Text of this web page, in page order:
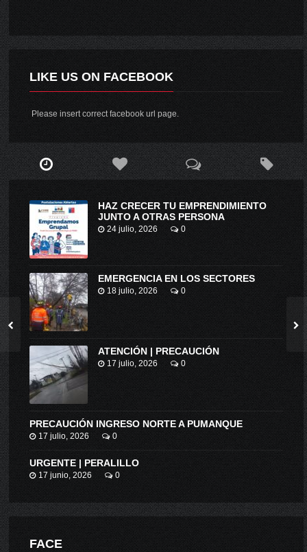
LIKE US ON FACEBOOK
Please insert correct facebook url page.
HAZ CRECER TU EMPRENDIMIENTO
JUNTO A OTRAS PERSONA
24 julio, 2026 0
EMERGENCIA EN LOS SECTORES
18 julio, 2026 0
ATENCIÓN | PRECAUCIÓN
17 julio, 2026 0
PRECAUCIÓN INGRESO NORTE A PUMANQUE
17 julio, 2026 0
URGENTE | PERALILLO
17 junio, 2026 0
FACE